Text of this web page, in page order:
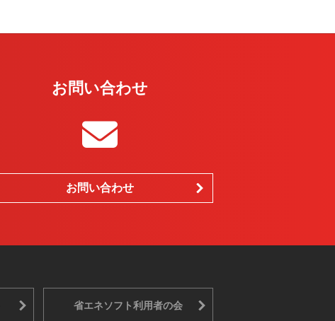
お問い合わせ
お問い合わせ
省エネソフト利用者の会